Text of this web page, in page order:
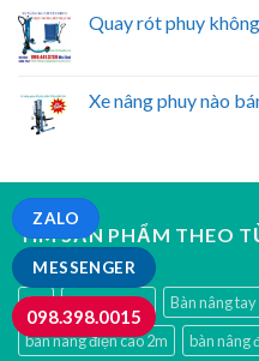
MESSENGER
ZALO
098.398.0015
Quay rót phuy
Xe nâng phuy nào
TÌM SẢN PHẨM THEO
5m bàn nang hạ Bàn nâng
bàn nâng điện cao 2m
bàn nâng